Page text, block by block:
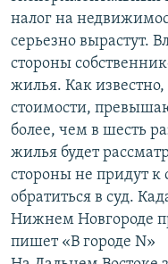
ПОДПИШИТЕСЬ НА
СОЦИАЛЬНЫЕ СЕТИ
Все сайты РСЕ/РС
налог на
серьезно вырастут.
стороны
жилья. Как
стоимости,
более, чем в шесть
жилья будет
стороны не придут к
обратиться в суд.
Нижнем Новгороде
пишет «В городе N»